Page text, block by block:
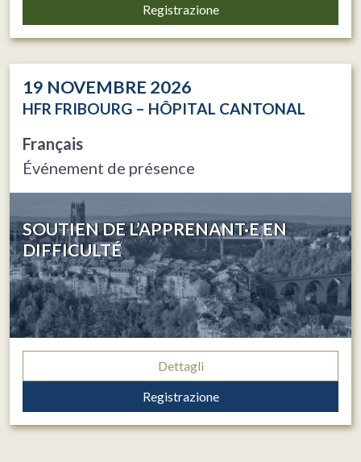
Registrazione
19 NOVEMBRE 2026
HFR FRIBOURG – HÔPITAL CANTONAL
Français
Événement de présence
SOUTIEN DE L’APPRENANT·E EN
DIFFICULTÉ
Dettagli
Registrazione